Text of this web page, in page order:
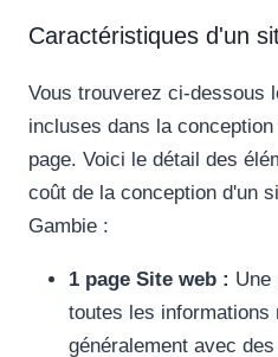
Caractéristiques d'un
Vous trouverez ci-dessous
incluses dans la
page. Voici le détail des
coût de la conception d'un
Gambie :
1 page Site web : Une
toutes les informations
généralement avec